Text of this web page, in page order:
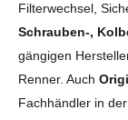
Filterwechsel,
Schrauben-,
gängigen
Renner. Auch
Fachhändler in der